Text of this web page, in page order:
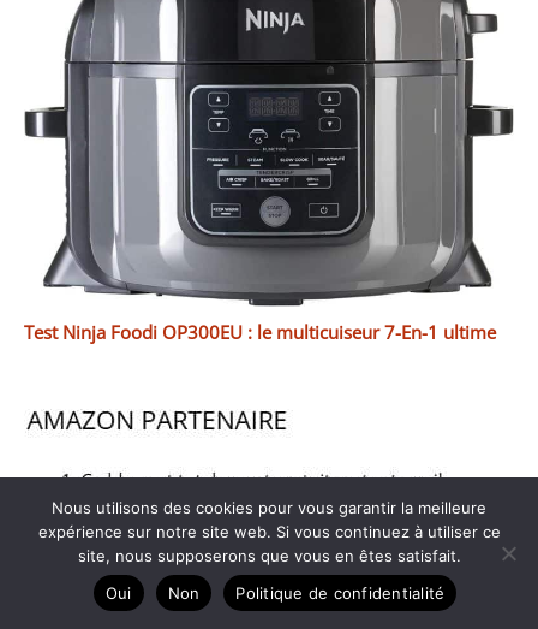
Test Ninja Foodi OP300EU : le multicuiseur 7-En-1 ultime
Nous utilisons des cookies pour vous garantir la meilleure
expérience sur notre site web. Si vous continuez à utiliser ce
site, nous supposerons que vous en êtes satisfait.
Oui
Non Politique de confidentialité